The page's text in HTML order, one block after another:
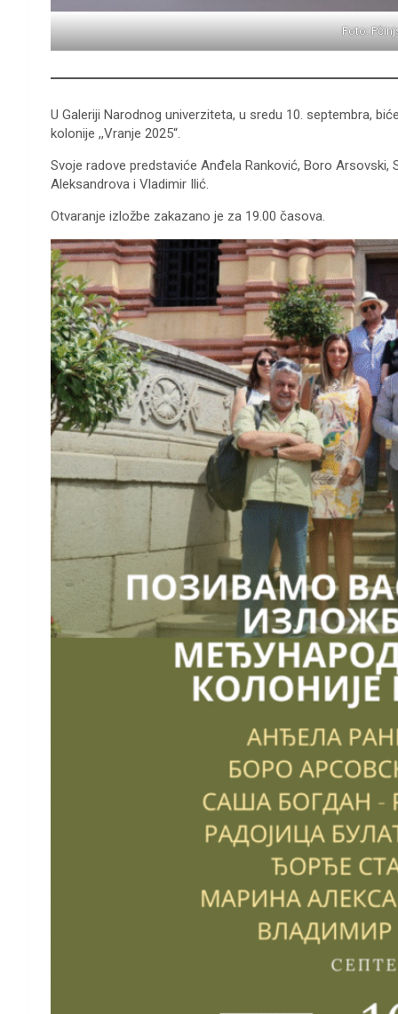
Foto:
U Galeriji Narodnog univerziteta, u sredu 10. septembra,
kolonije ,,Vranje 2025“.
Svoje radove predstaviće Anđela Ranković, Boro
Aleksandrova i Vladimir Ilić.
Otvaranje izložbe zakazano je za 19.00 časova.